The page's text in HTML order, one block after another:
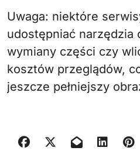
Uwaga: niektóre
udostępniać narzędzia
wymiany części czy
kosztów przeglądów,
jeszcze pełniejszy